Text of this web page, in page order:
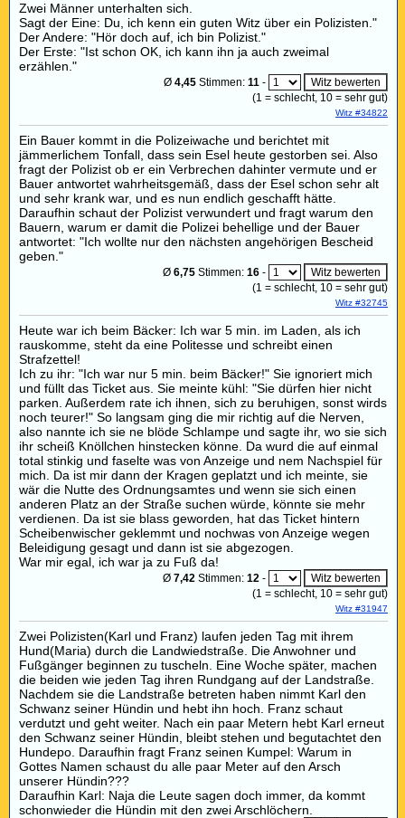
Zwei Männer unterhalten sich.
Sagt der Eine: Du, ich kenn ein guten Witz über ein Polizisten."
Der Andere: "Hör doch auf, ich bin Polizist."
Der Erste: "Ist schon OK, ich kann ihn ja auch zweimal
erzählen."
Ø 4,45 Stimmen: 11 -
(1 = schlecht, 10 = sehr gut)
Witz #34822
Ein Bauer kommt in die Polizeiwache und berichtet mit
jämmerlichem Tonfall, dass sein Esel heute gestorben sei. Also
fragt der Polizist ob er ein Verbrechen dahinter vermute und er
Bauer antwortet wahrheitsgemäß, dass der Esel schon sehr alt
und sehr krank war, und es nun endlich geschafft hätte.
Daraufhin schaut der Polizist verwundert und fragt warum den
Bauern, warum er damit die Polizei behellige und der Bauer
antwortet: "Ich wollte nur den nächsten angehörigen Bescheid
geben."
Ø 6,75 Stimmen: 16 -
(1 = schlecht, 10 = sehr gut)
Witz #32745
Heute war ich beim Bäcker: Ich war 5 min. im Laden, als ich
rauskomme, steht da eine Politesse und schreibt einen
Strafzettel!
Ich zu ihr: "Ich war nur 5 min. beim Bäcker!" Sie ignoriert mich
und füllt das Ticket aus. Sie meinte kühl: "Sie dürfen hier nicht
parken. Außerdem rate ich ihnen, sich zu beruhigen, sonst wirds
noch teurer!" So langsam ging die mir richtig auf die Nerven,
also nannte ich sie ne blöde Schlampe und sagte ihr, wo sie sich
ihr scheiß Knöllchen hinstecken könne. Da wurd die auf einmal
total stinkig und faselte was von Anzeige und nem Nachspiel für
mich. Da ist mir dann der Kragen geplatzt und ich meinte, sie
wär die Nutte des Ordnungsamtes und wenn sie sich einen
anderen Platz an der Straße suchen würde, könnte sie mehr
verdienen. Da ist sie blass geworden, hat das Ticket hintern
Scheibenwischer geklemmt und nochwas von Anzeige wegen
Beleidigung gesagt und dann ist sie abgezogen.
War mir egal, ich war ja zu Fuß da!
Ø 7,42 Stimmen: 12 -
(1 = schlecht, 10 = sehr gut)
Witz #31947
Zwei Polizisten(Karl und Franz) laufen jeden Tag mit ihrem
Hund(Maria) durch die Landwiedstraße. Die Anwohner und
Fußgänger beginnen zu tuscheln. Eine Woche später, machen
die beiden wie jeden Tag ihren Rundgang auf der Landstraße.
Nachdem sie die Landstraße betreten haben nimmt Karl den
Schwanz seiner Hündin und hebt ihn hoch. Franz schaut
verdutzt und geht weiter. Nach ein paar Metern hebt Karl erneut
den Schwanz seiner Hündin, bleibt stehen und begutachtet den
Hundepo. Daraufhin fragt Franz seinen Kumpel: Warum in
Gottes Namen schaust du alle paar Meter auf den Arsch
unserer Hündin???
Daraufhin Karl: Naja die Leute sagen doch immer, da kommt
schonwieder die Hündin mit den zwei Arschlöchern.